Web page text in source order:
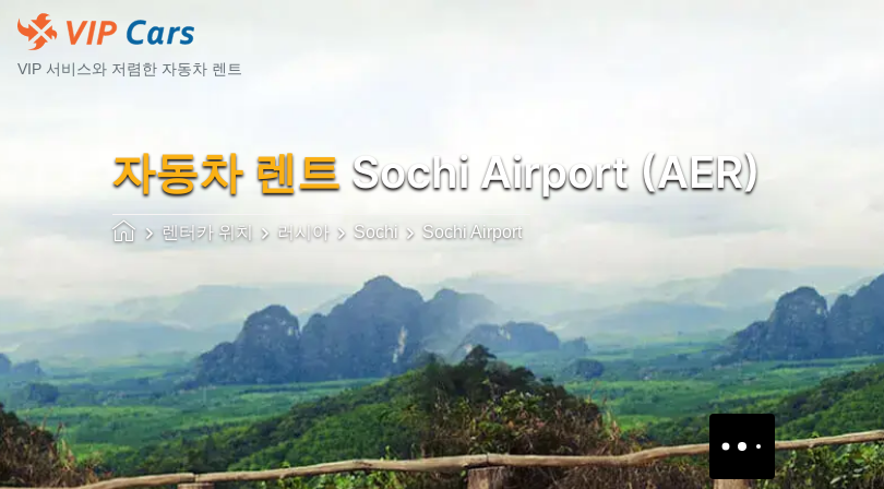
VIP 서비스와 저렴한 자동차 렌트
자동차 렌트 Sochi Airport (AER)
렌터카 위치 러시아 Sochi Sochi Airport